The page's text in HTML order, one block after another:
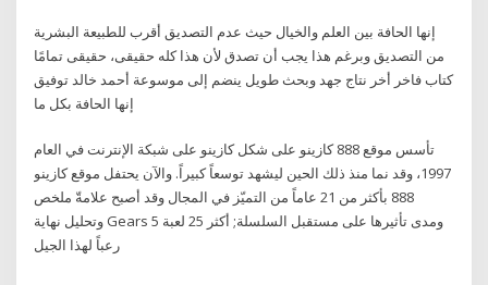
إنها الحافة بين العلم والخيال حيث عدم التصديق أقرب للطبيعة البشرية
من التصديق وبرغم هذا يجب أن تصدق لأن هذا كله حقيقى، حقيقى تمامًا
كتاب فاخر أخر نتاج جهد وبحث طويل ينضم إلى موسوعة أحمد خالد توفيق
إنها الحافة بكل ما
تأسس موقع 888 كازينو على شكل كازينو على شبكة الإنترنت في العام
1997، وقد نما منذ ذلك الحين ليشهد توسعاً كبيراً. والآن يحتفل موقع كازينو
888 بأكثر من 21 عاماً من التميّز في المجال وقد أصبح علامةّ ملخص
وتحليل نهاية Gears 5 ومدى تأثيرها على مستقبل السلسلة; أكثر 25 لعبة
رعباً لهذا الجيل